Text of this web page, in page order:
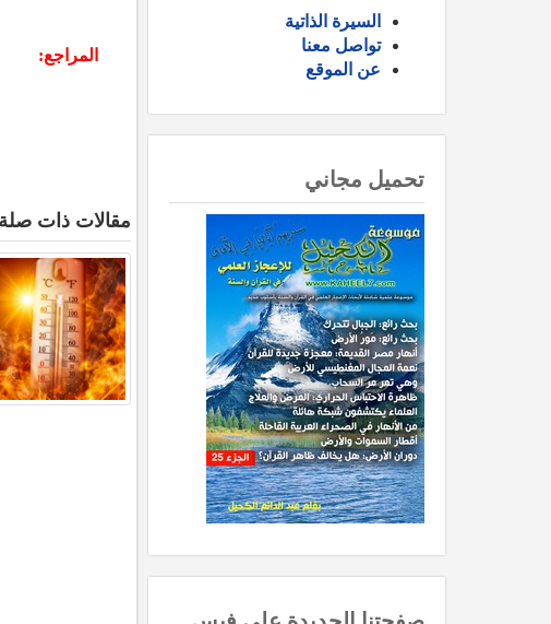
السيرة الذاتية
تواصل معنا
عن الموقع
تحميل مجاني
المراجع:
مقالات ذات صلة